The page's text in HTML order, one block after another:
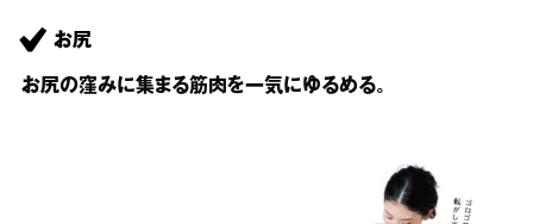
お尻
お尻の窪みに集まる筋肉を一気にゆるめる。